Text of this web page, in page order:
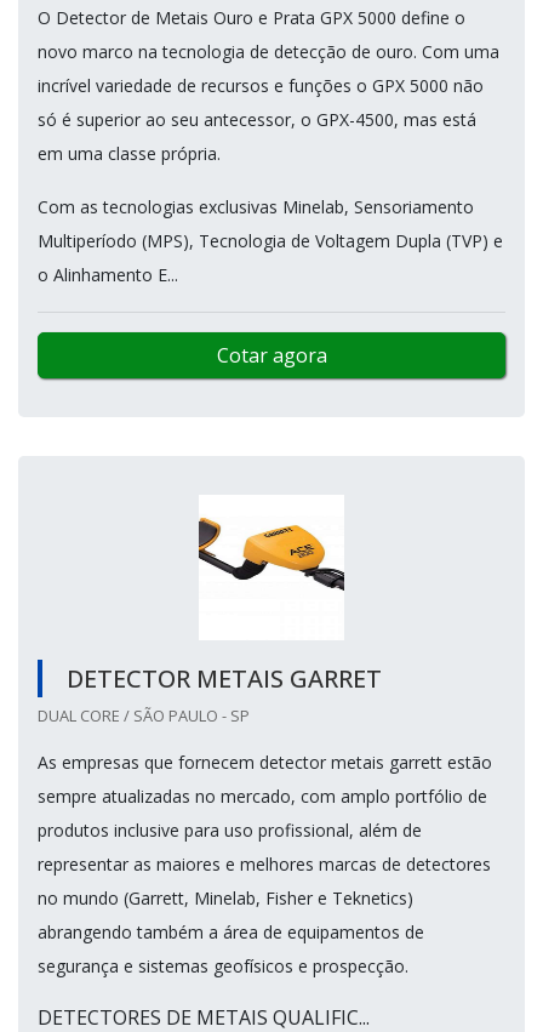
O Detector de Metais Ouro e Prata GPX 5000 define o
novo marco na tecnologia de detecção de ouro. Com uma
incrível variedade de recursos e funções o GPX 5000 não
só é superior ao seu antecessor, o GPX-4500, mas está
em uma classe própria.
Com as tecnologias exclusivas Minelab, Sensoriamento
Multiperíodo (MPS), Tecnologia de Voltagem Dupla (TVP) e
o Alinhamento E...
Cotar agora
DETECTOR METAIS GARRET
DUAL CORE / SÃO PAULO - SP
As empresas que fornecem detector metais garrett estão
sempre atualizadas no mercado, com amplo portfólio de
produtos inclusive para uso profissional, além de
representar as maiores e melhores marcas de detectores
no mundo (Garrett, Minelab, Fisher e Teknetics)
abrangendo também a área de equipamentos de
segurança e sistemas geofísicos e prospecção.
DETECTORES DE METAIS QUALIFIC...